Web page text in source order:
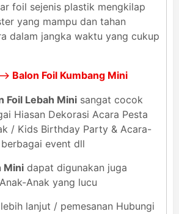
foil sejenis plastik mengkilap
yang mampu dan tahan
dalam jangka waktu yang cukup
> Balon Foil Kumbang Mini
Foil Lebah Mini sangat cocok
Hiasan Dekorasi Acara Pesta
/ Kids Birthday Party & Acara-
event dll
Mini dapat digunakan juga
Anak yang lucu
lanjut / pemesanan Hubungi